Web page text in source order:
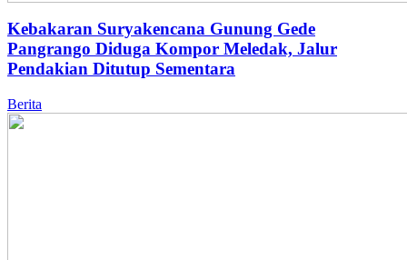
Kebakaran Suryakencana Gunung Gede
Pangrango Diduga Kompor Meledak, Jalur
Pendakian Ditutup Sementara
Berita